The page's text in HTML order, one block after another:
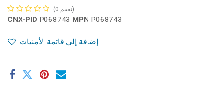
(تقييم 0)
CNX-PID P068743 MPN P068743
إضافة إلى قائمة الأمنيات